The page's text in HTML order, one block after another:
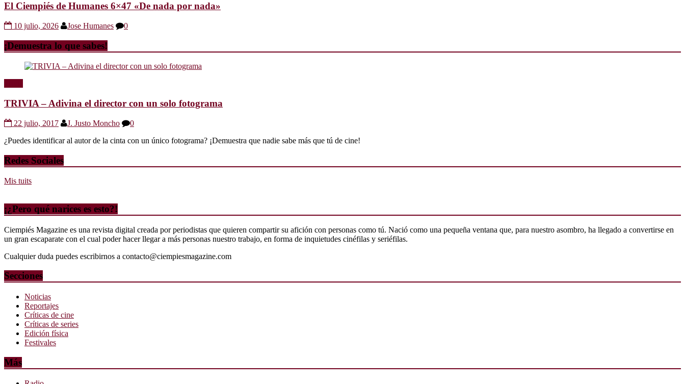
El Ciempiés de Humanes 6×47 «De nada por nada»
10 julio, 2026 Jose Humanes 0
¡Demuestra lo que sabes!
TRIVIA – Adivina el director con un solo fotograma
22 julio, 2017 J. Justo Moncho
0
¿Puedes identificar al autor de la cinta con un único fotograma? ¡Demuestra que nadie sabe más que tú de cine!
Redes Sociales
Mis tuits
¡¿Pero qué narices es esto?!
Ciempiés Magazine es una revista digital creada por periodistas que quieren compartir su afición con personas como tú. Nació como una pequeña ventana que, para nuestro asombro, ha llegado a convertirse en
un gran escaparate con el cual poder hacer llegar a más personas nuestro trabajo, en forma de inquietudes cinéfilas y seriéfilas.
Cualquier duda puedes escribirnos a contacto@ciempiesmagazine.com
Secciones
Noticias
Reportajes
Críticas de cine
Críticas de series
Edición física
Festivales
Más